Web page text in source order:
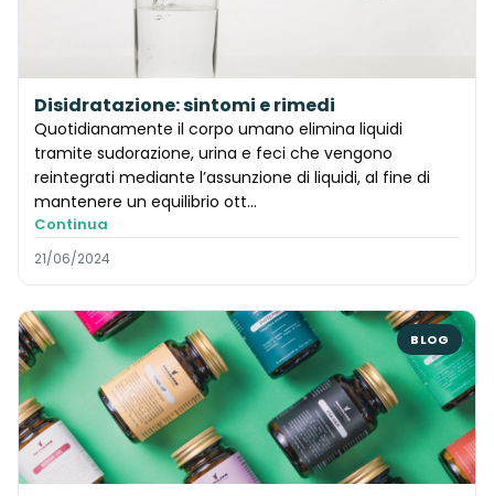
Disidratazione: sintomi e rimedi
Quotidianamente il corpo umano elimina liquidi
tramite sudorazione, urina e feci che vengono
reintegrati mediante l’assunzione di liquidi, al fine di
mantenere un equilibrio ott...
Continua
21/06/2024
BLOG